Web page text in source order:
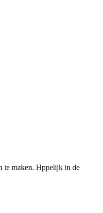
te maken. Hppelijk in de